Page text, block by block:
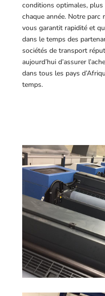
conditions optimales, plus
chaque année. Notre parc
vous garantit rapidité et
dans le temps des
sociétés de transport
aujourd’hui d’assurer
dans tous les pays
temps.